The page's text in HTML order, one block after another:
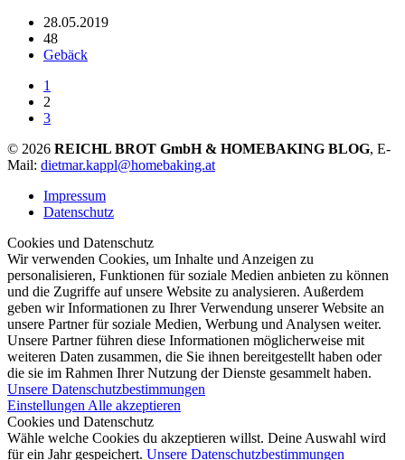
28.05.2019
48
Gebäck
1
2
3
© 2026 REICHL BROT GmbH & HOMEBAKING BLOG, E-
Mail: dietmar.kappl@homebaking.at
Impressum
Datenschutz
Cookies und Datenschutz
Wir verwenden Cookies, um Inhalte und Anzeigen zu
personalisieren, Funktionen für soziale Medien anbieten zu können
und die Zugriffe auf unsere Website zu analysieren. Außerdem
geben wir Informationen zu Ihrer Verwendung unserer Website an
unsere Partner für soziale Medien, Werbung und Analysen weiter.
Unsere Partner führen diese Informationen möglicherweise mit
weiteren Daten zusammen, die Sie ihnen bereitgestellt haben oder
die sie im Rahmen Ihrer Nutzung der Dienste gesammelt haben.
Unsere Datenschutzbestimmungen
Einstellungen Alle akzeptieren
Cookies und Datenschutz
Wähle welche Cookies du akzeptieren willst. Deine Auswahl wird
für ein Jahr gespeichert. Unsere Datenschutzbestimmungen